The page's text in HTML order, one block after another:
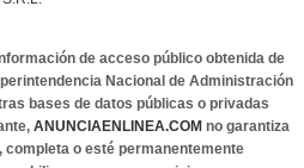
de acceso público obtenida de
Nacional de Administración
bases de datos públicas o privadas
ANUNCIAENLINEA.COM no garantiza
o esté permanentemente